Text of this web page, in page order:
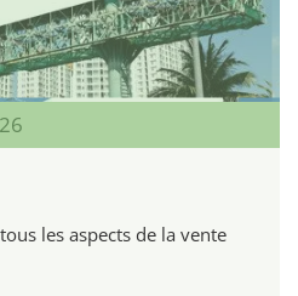
les aspects de la vente